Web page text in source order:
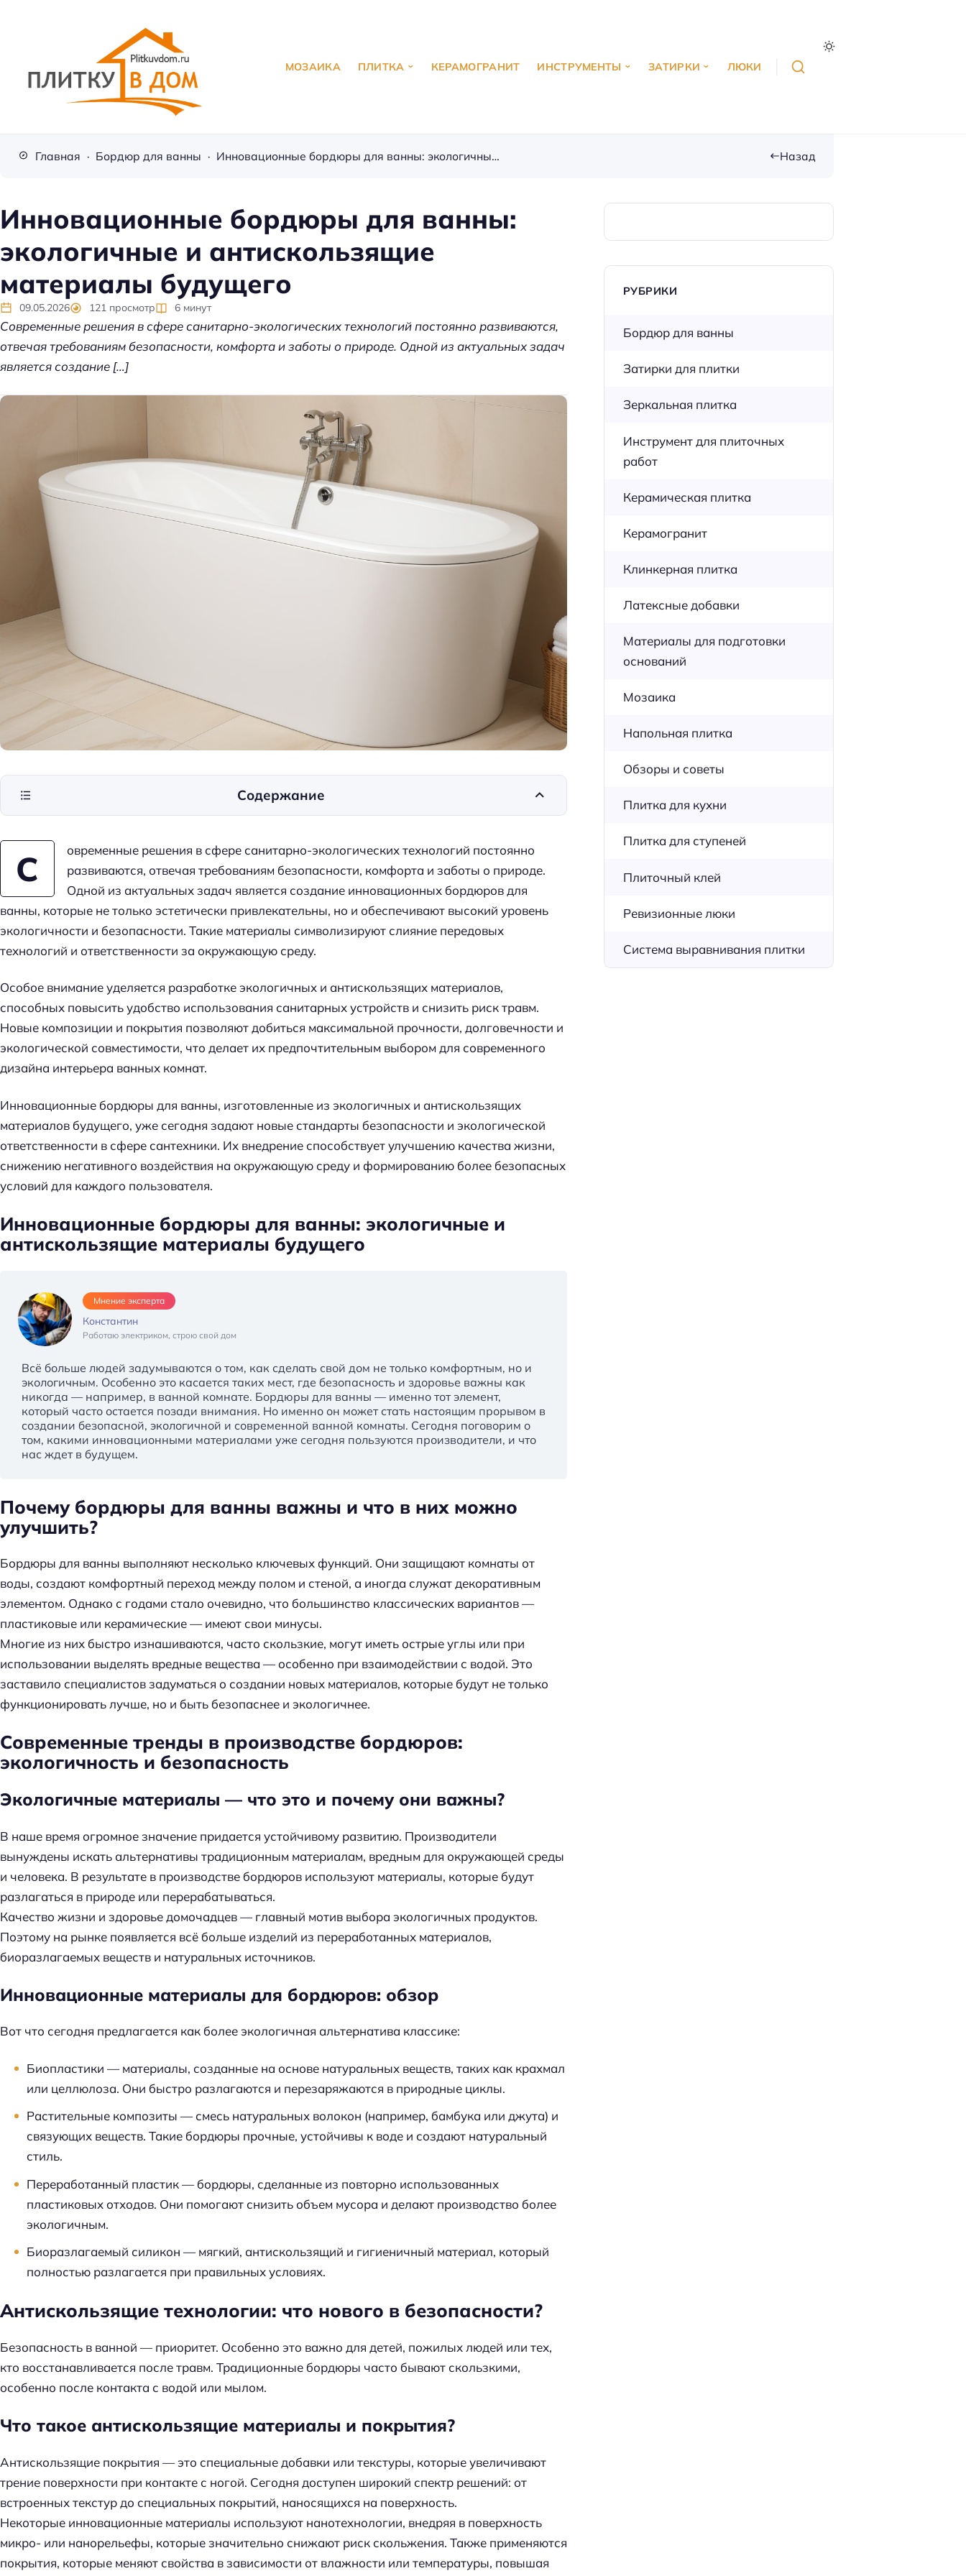
а
д
я
о
т
д
е
МОЗАИКА ПЛИТКА КЕРАМОГРАНИТ ИНСТРУМЕНТЫ ЗАТИРКИ ЛЮКИ
Главная Бордюр для ванны Инновационные бордюры для ванны: экологичные и антискользящие материалы будущего Назад
Инновационные бордюры для ванны:
экологичные и антискользящие
материалы будущего
09.05.2026 121 просмотр 6 минут
Современные решения в сфере санитарно-экологических технологий постоянно развиваются,
отвечая требованиям безопасности, комфорта и заботы о природе. Одной из актуальных задач
является создание […]
С
овременные решения в сфере санитарно-экологических технологий постоянно
развиваются, отвечая требованиям безопасности, комфорта и заботы о природе.
Одной из актуальных задач является создание инновационных бордюров для
ванны, которые не только эстетически привлекательны, но и обеспечивают высокий уровень
экологичности и безопасности. Такие материалы символизируют слияние передовых
технологий и ответственности за окружающую среду.
Особое внимание уделяется разработке экологичных и антискользящих материалов,
способных повысить удобство использования санитарных устройств и снизить риск травм.
Новые композиции и покрытия позволяют добиться максимальной прочности, долговечности и
экологической совместимости, что делает их предпочтительным выбором для современного
дизайна интерьера ванных комнат.
Инновационные бордюры для ванны, изготовленные из экологичных и антискользящих
материалов будущего, уже сегодня задают новые стандарты безопасности и экологической
ответственности в сфере сантехники. Их внедрение способствует улучшению качества жизни,
снижению негативного воздействия на окружающую среду и формированию более безопасных
условий для каждого пользователя.
Инновационные бордюры для ванны: экологичные и
антискользящие материалы будущего
Мнение эксперта
Константин
Работаю электриком, строю свой дом
Всё больше людей задумываются о том, как сделать свой дом не только комфортным, но и
экологичным. Особенно это касается таких мест, где безопасность и здоровье важны как
никогда — например, в ванной комнате. Бордюры для ванны — именно тот элемент,
который часто остается позади внимания. Но именно он может стать настоящим прорывом в
создании безопасной, экологичной и современной ванной комнаты. Сегодня поговорим о
том, какими инновационными материалами уже сегодня пользуются производители, и что
нас ждет в будущем.
Почему бордюры для ванны важны и что в них можно
улучшить?
Бордюры для ванны выполняют несколько ключевых функций. Они защищают комнаты от
воды, создают комфортный переход между полом и стеной, а иногда служат декоративным
элементом. Однако с годами стало очевидно, что большинство классических вариантов —
пластиковые или керамические — имеют свои минусы.
Многие из них быстро изнашиваются, часто скользкие, могут иметь острые углы или при
использовании выделять вредные вещества — особенно при взаимодействии с водой. Это
заставило специалистов задуматься о создании новых материалов, которые будут не только
функционировать лучше, но и быть безопаснее и экологичнее.
Современные тренды в производстве бордюров:
экологичность и безопасность
Экологичные материалы — что это и почему они важны?
В наше время огромное значение придается устойчивому развитию. Производители
вынуждены искать альтернативы традиционным материалам, вредным для окружающей среды
и человека. В результате в производстве бордюров используют материалы, которые будут
разлагаться в природе или перерабатываться.
Качество жизни и здоровье домочадцев — главный мотив выбора экологичных продуктов.
Поэтому на рынке появляется всё больше изделий из переработанных материалов,
биоразлагаемых веществ и натуральных источников.
Инновационные материалы для бордюров: обзор
Вот что сегодня предлагается как более экологичная альтернатива классике:
Биопластики — материалы, созданные на основе натуральных веществ, таких как крахмал
или целлюлоза. Они быстро разлагаются и перезаряжаются в природные циклы.
Растительные композиты — смесь натуральных волокон (например, бамбука или джута) и
связующих веществ. Такие бордюры прочные, устойчивы к воде и создают натуральный
стиль.
Переработанный пластик — бордюры, сделанные из повторно использованных
пластиковых отходов. Они помогают снизить объем мусора и делают производство более
экологичным.
Биоразлагаемый силикон — мягкий, антискользящий и гигиеничный материал, который
полностью разлагается при правильных условиях.
Антискользящие технологии: что нового в безопасности?
Безопасность в ванной — приоритет. Особенно это важно для детей, пожилых людей или тех,
кто восстанавливается после травм. Традиционные бордюры часто бывают скользкими,
особенно после контакта с водой или мылом.
Что такое антискользящие материалы и покрытия?
Антискользящие покрытия — это специальные добавки или текстуры, которые увеличивают
трение поверхности при контакте с ногой. Сегодня доступен широкий спектр решений: от
встроенных текстур до специальных покрытий, наносящихся на поверхность.
Некоторые инновационные материалы используют нанотехнологии, внедряя в поверхность
микро- или нанорельефы, которые значительно снижают риск скольжения. Также применяются
покрытия, которые меняют свойства в зависимости от влажности или температуры, повышая
Содержание
РУБРИКИ
Бордюр для ванны
Затирки для плитки
Зеркальная плитка
Инструмент для плиточных
работ
Керамическая плитка
Керамогранит
Клинкерная плитка
Латексные добавки
Материалы для подготовки
оснований
Мозаика
Напольная плитка
Обзоры и советы
Плитка для кухни
Плитка для ступеней
Плиточный клей
Ревизионные люки
Система выравнивания плитки